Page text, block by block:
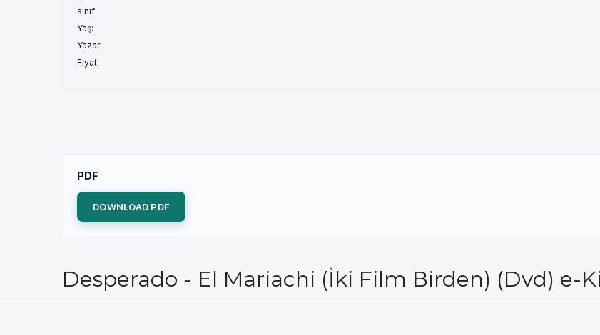
sınıf:
Yaş:
Yazar:
Fiyat:
PDF
DOWNLOAD PDF
Desperado - El Mariachi (İki Film Birden) (Dvd) e-